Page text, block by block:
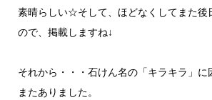
素晴らしい☆そして、ほどなくしてまた後
ので、掲載しますね↓
それから・・・石けん名の「キラキラ」
またありました。